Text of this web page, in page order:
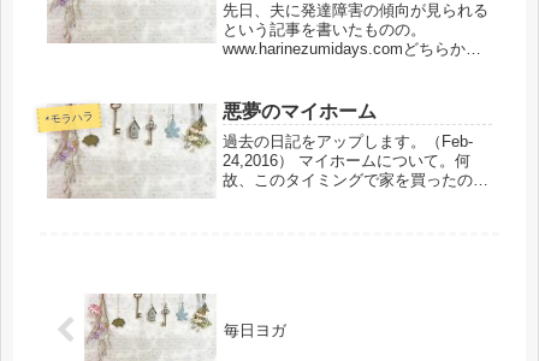
先日、夫に発達障害の傾向が見られる
という記事を書いたものの。
www.harinezumidays.comどちらかと
では、と感じています。これらは重な
りあう特徴もあり、どっち...
*モラハラ 悪夢のマイホーム
過去の日記をアップします。（Feb-
24,2016） マイホームについて。何
故、このタイミングで家を買ったのか
毎日ヨガ